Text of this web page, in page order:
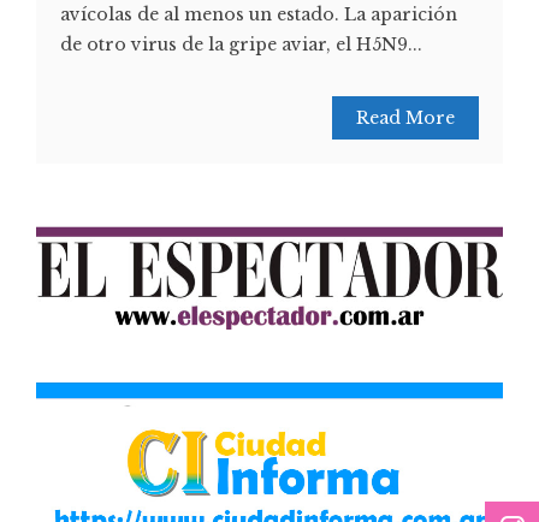
avícolas de al menos un estado. La aparición
de otro virus de la gripe aviar, el H5N9...
Read More